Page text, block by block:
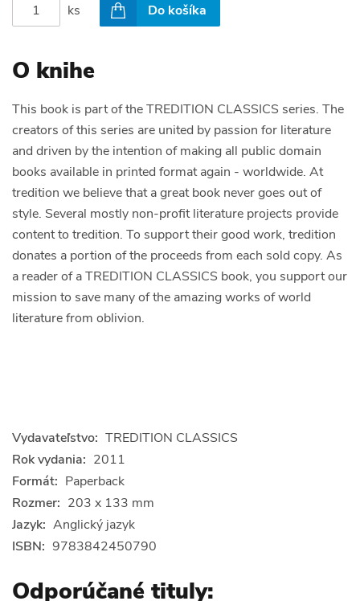
ks Do košíka
O knihe
This book is part of the TREDITION CLASSICS series. The
creators of this series are united by passion for literature
and driven by the intention of making all public domain
books available in printed format again - worldwide. At
tredition we believe that a great book never goes out of
style. Several mostly non-profit literature projects provide
content to tredition. To support their good work, tredition
donates a portion of the proceeds from each sold copy. As
a reader of a TREDITION CLASSICS book, you support our
mission to save many of the amazing works of world
literature from oblivion.
Vydavateľstvo: TREDITION CLASSICS
Rok vydania: 2011
Formát: Paperback
Rozmer: 203 x 133 mm
Jazyk: Anglický jazyk
ISBN: 9783842450790
Odporúčané tituly: